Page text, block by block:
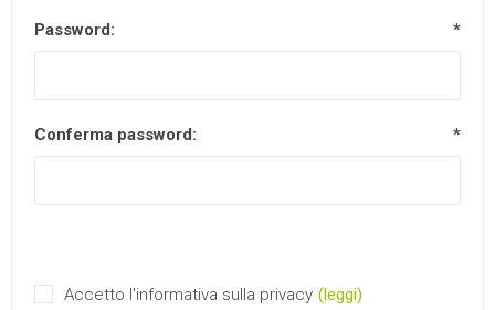
Password: *
Conferma password: *
Accetto l'informativa sulla privacy (leggi)